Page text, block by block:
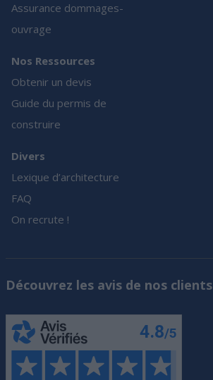
Assurance dommages-
ouvrage
Nos Ressources
Obtenir un devis
Guide du permis de
construire
Divers
Lexique d’architecture
FAQ
On recrute !
Découvrez les avis de nos clients